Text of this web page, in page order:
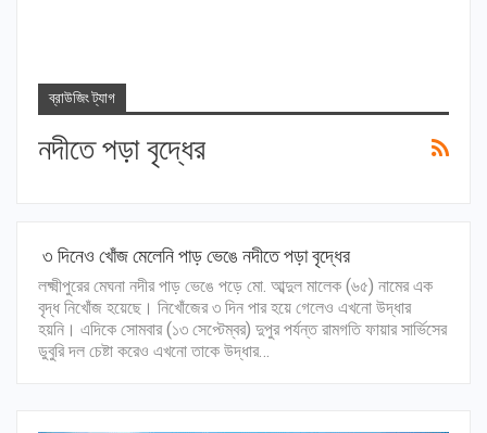
ব্রাউজিং ট্যাগ
নদীতে পড়া বৃদ্ধের
৩ দিনেও খোঁজ মেলেনি পাড় ভেঙে নদীতে পড়া বৃদ্ধের
লক্ষ্মীপুরের মেঘনা নদীর পাড় ভেঙে পড়ে মো. আব্দুল মালেক (৬৫) নামের এক
বৃদ্ধ নিখোঁজ হয়েছে। নিখোঁজের ৩ দিন পার হয়ে গেলেও এখনো উদ্ধার
হয়নি। এদিকে সোমবার (১৩ সেপ্টেম্বর) দুপুর পর্যন্ত রামগতি ফায়ার সার্ভিসের
ডুবুরি দল চেষ্টা করেও এখনো তাকে উদ্ধার…